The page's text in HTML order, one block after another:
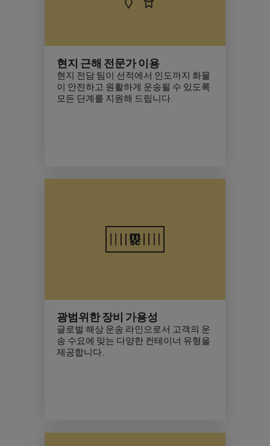
현지 근해 전문가 이용
현지 전담 팀이 선적에서 인도까지 화물
이 안전하고 원활하게 운송될 수 있도록
모든 단계를 지원해 드립니다.
광범위한 장비 가용성
글로벌 해상 운송 라인으로서 고객의 운
송 수요에 맞는 다양한 컨테이너 유형을
제공합니다.